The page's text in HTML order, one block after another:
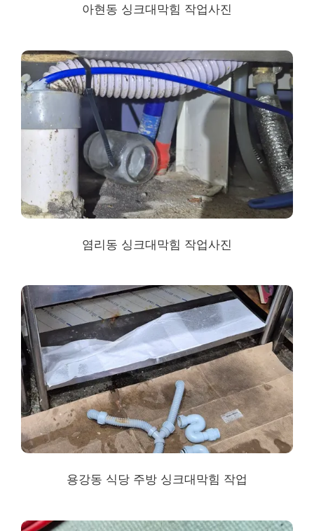
아현동 싱크대막힘 작업사진
염리동 싱크대막힘 작업사진
용강동 식당 주방 싱크대막힘 작업